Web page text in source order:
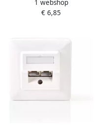
Opbouw | 2 poort(en) | STP
CAT6 | Recht | Female |
1 webshop
€ 6,85